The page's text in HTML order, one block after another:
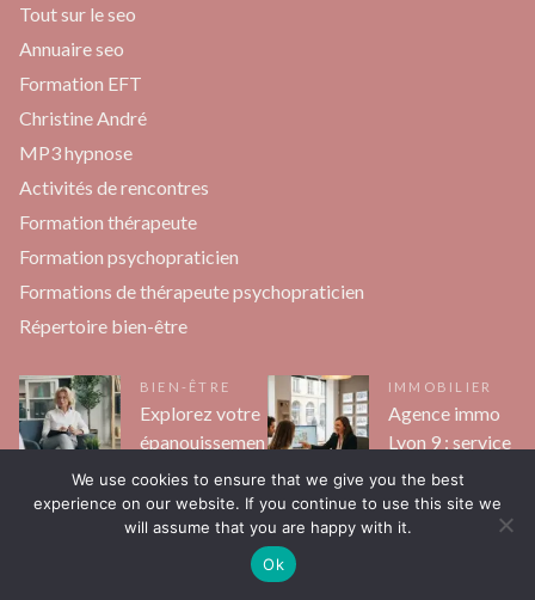
Tout sur le seo
Annuaire seo
Formation EFT
Christine André
MP3 hypnose
Activités de rencontres
Formation thérapeute
Formation psychopraticien
Formations de thérapeute psychopraticien
Répertoire bien-être
BIEN-ÊTRE
Explorez votre
épanouissemen
t personnel
grâce à la
thérapie à
IMMOBILIER
Agence immo
Lyon 9 : service
personnalisé
d’excellence
pour vos
We use cookies to ensure that we give you the best
experience on our website. If you continue to use this site we
will assume that you are happy with it.
Ok